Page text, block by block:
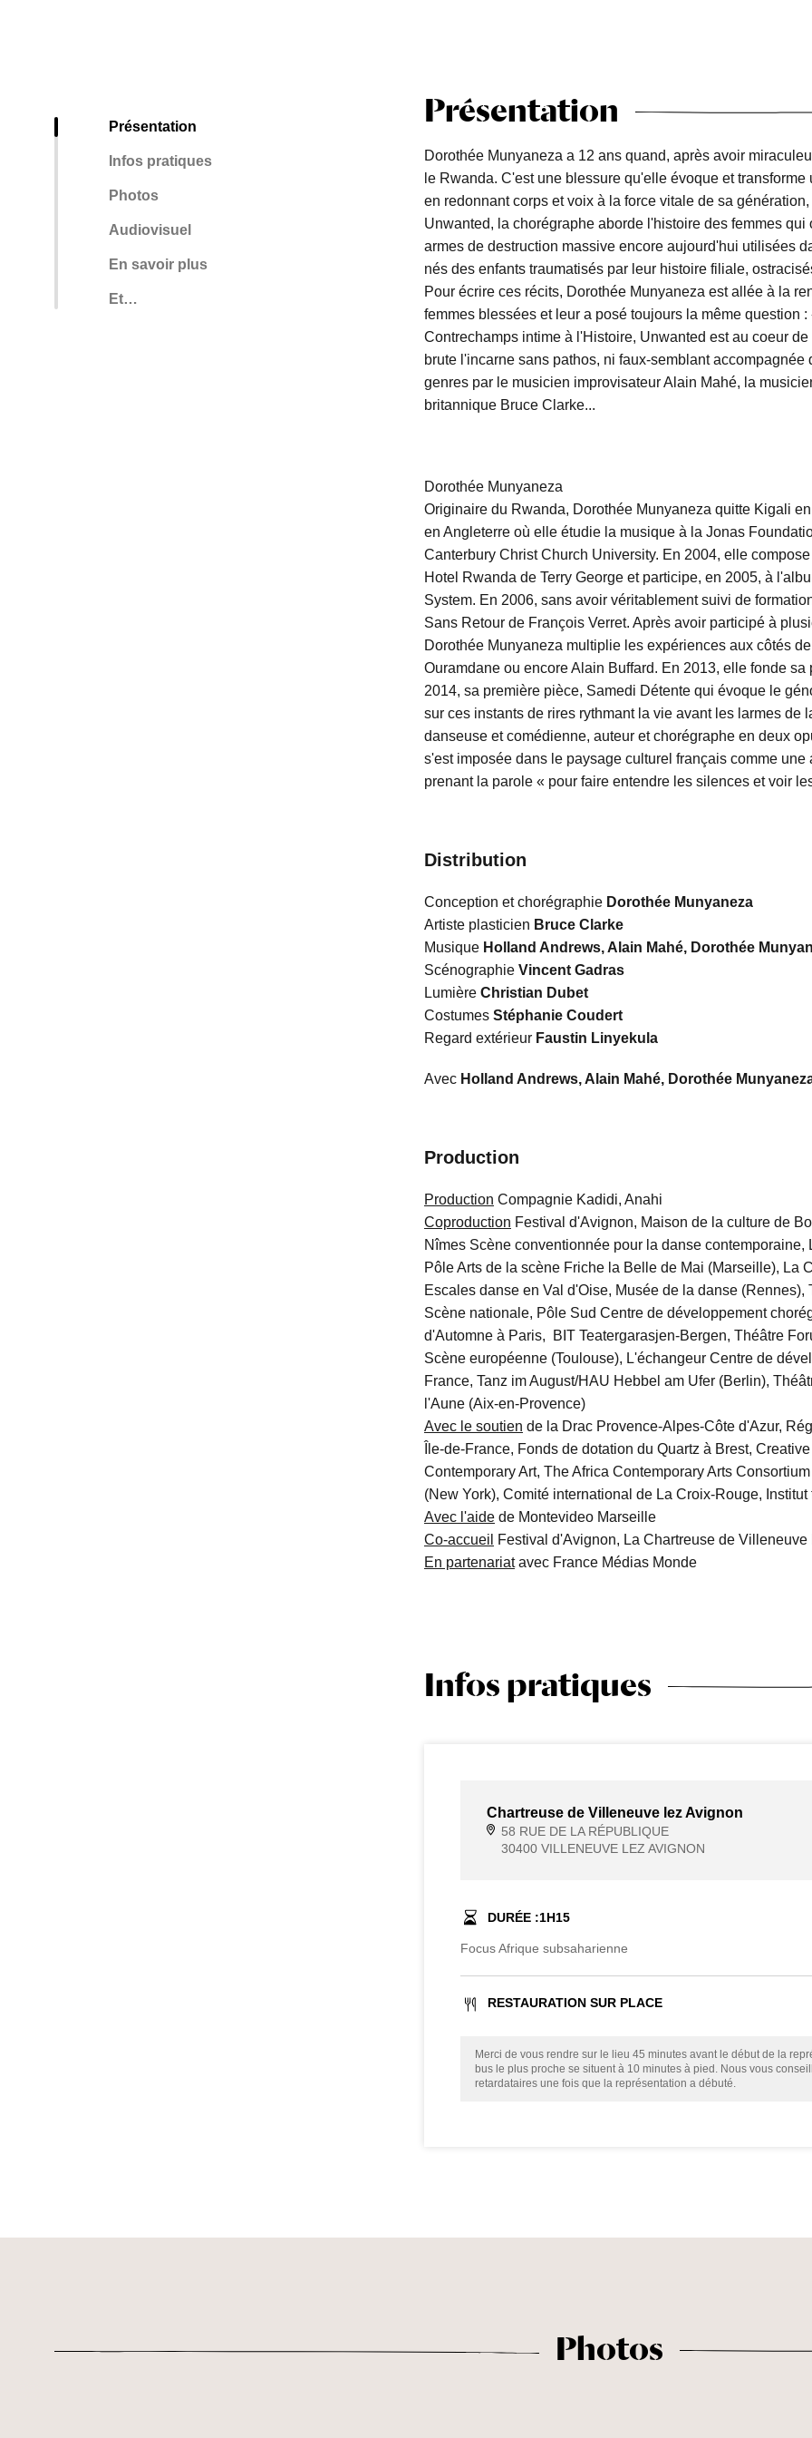
Présentation
Infos pratiques
Photos
Audiovisuel
En savoir plus
Et…
Présentation
Dorothée Munyaneza a 12 ans quand, après avoir
le Rwanda. C'est une blessure qu'elle évoque et
en redonnant corps et voix à la force vitale de sa
Unwanted, la chorégraphe aborde l'histoire des femmes
armes de destruction massive encore aujourd'hui utilisées
nés des enfants traumatisés par leur histoire filiale,
Pour écrire ces récits, Dorothée Munyaneza est allée à la
femmes blessées et leur a posé toujours la même question
Contrechamps intime à l'Histoire, Unwanted est au coeur
brute l'incarne sans pathos, ni faux-semblant
genres par le musicien improvisateur Alain Mahé, la
britannique Bruce Clarke...
Dorothée Munyaneza
Originaire du Rwanda, Dorothée Munyaneza quitte Kigali
en Angleterre où elle étudie la musique à la Jonas
Canterbury Christ Church University. En 2004, elle
Hotel Rwanda de Terry George et participe, en 2005, à
System. En 2006, sans avoir véritablement suivi de
Sans Retour de François Verret. Après avoir participé à
Dorothée Munyaneza multiplie les expériences aux côtés
Ouramdane ou encore Alain Buffard. En 2013, elle fonde
2014, sa première pièce, Samedi Détente qui évoque le
sur ces instants de rires rythmant la vie avant les larmes de
danseuse et comédienne, auteur et chorégraphe en deux
s'est imposée dans le paysage culturel français comme
prenant la parole « pour faire entendre les silences et voir
Distribution
Conception et chorégraphie Dorothée Munyaneza
Artiste plasticien Bruce Clarke
Musique Holland Andrews, Alain Mahé, Dorothée
Scénographie Vincent Gadras
Lumière Christian Dubet
Costumes Stéphanie Coudert
Regard extérieur Faustin Linyekula
Avec Holland Andrews, Alain Mahé, Dorothée
Production
Production Compagnie Kadidi, Anahi
Coproduction Festival d'Avignon, Maison de la culture de
Nîmes Scène conventionnée pour la danse
Pôle Arts de la scène Friche la Belle de Mai (Marseille), La
Escales danse en Val d'Oise, Musée de la danse
Scène nationale, Pôle Sud Centre de développement
d'Automne à Paris, BIT Teatergarasjen-Bergen, Théâtre
Scène européenne (Toulouse), L'échangeur Centre de
France, Tanz im August/HAU Hebbel am Ufer (Berlin),
l'Aune (Aix-en-Provence)
Avec le soutien de la Drac Provence-Alpes-Côte d'Azur,
Île-de-France, Fonds de dotation du Quartz à Brest,
Contemporary Art, The Africa Contemporary Arts
(New York), Comité international de La Croix-Rouge,
Avec l'aidede Montevideo Marseille
Co-accueil
Festival d'Avignon, La Chartreuse de Villeneuve
En partenariatavec France Médias Monde
Infos pratiques
Chartreuse de Villeneuve lez Avignon
58 RUE DE LA RÉPUBLIQUE
30400 VILLENEUVE LEZ AVIGNON
DURÉE :1H15
Focus Afrique subsaharienne
RESTAURATION SUR PLACE
Merci de vous rendre sur le lieu 45 minutes avant le début de la
bus le plus proche se situent à 10 minutes à pied. Nous vous
retardataires une fois que la représentation a débuté.
Photos